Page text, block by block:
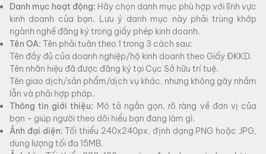
Danh mục hoạt động: Hãy chọn danh mục phù hợp với lĩnh vực
kinh doanh của bạn. Lưu ý danh mục này phải trùng khớp
ngành nghề đăng ký trong giấy phép kinh doanh.
Tên OA: Tên phải tuân theo 1 trong 3 cách sau:
Tên đầy đủ của doanh nghiệp/hộ kinh doanh theo Giấy ĐKKD.
Tên nhãn hiệu đã được đăng ký tại Cục Sở hữu trí tuệ.
Tên giao dịch/sản phẩm/dịch vụ khác, nhưng không gây nhầm
lẫn và phải hợp pháp.
Thông tin giới thiệu: Mô tả ngắn gọn, rõ ràng về đơn vị của
bạn – giúp người theo dõi hiểu bạn đang làm gì.
Ảnh đại diện: Tối thiểu 240x240px, định dạng PNG hoặc JPG,
dung lượng tối đa 15MB.